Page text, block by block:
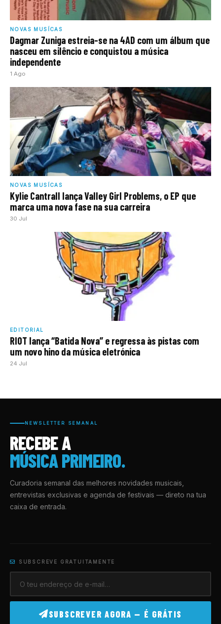
NOVAS MUSÍCAS
Dagmar Zuniga estreia-se na 4AD com um álbum que
nasceu em silêncio e conquistou a música
independente
1 Ago
NOVAS MUSÍCAS
Kylie Cantrall lança Valley Girl Problems, o EP que
marca uma nova fase na sua carreira
30 Jul
EDITORIAL
RIOT lança “Batida Nova” e regressa às pistas com
um novo hino da música eletrónica
24 Jul
NEWSLETTER SEMANAL
RECEBE A
MÚSICA PRIMEIRO.
Curadoria semanal das melhores novidades musicais,
entrevistas exclusivas e agenda de festivais — direto na tua
caixa de entrada.
SUBSCREVE GRATUITAMENTE
SUBSCREVER AGORA — É GRÁTIS